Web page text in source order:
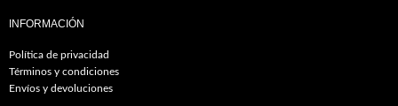
INFORMACIÓN
Política de privacidad
Términos y condiciones
Envíos y devoluciones